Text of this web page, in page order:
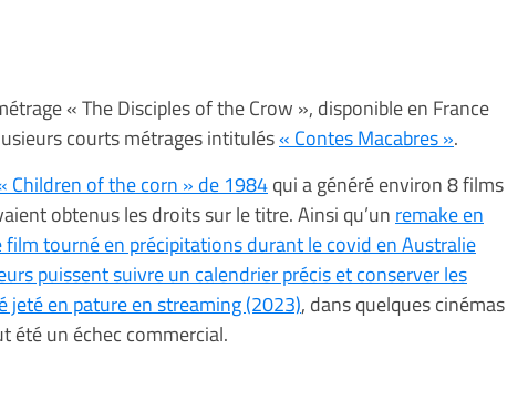
« The Disciples of the Crow », disponible en France
courts métrages intitulés« Contes Macabres ».
Children of the corn » de 1984qui a généré environ 8 films
obtenus les droits sur le titre. Ainsi qu’un remake en
film tourné en précipitations durant le covid en Australie
puissent suivre un calendrier précis et conserver les
en pature en streaming (2023), dans quelques cinémas
été un échec commercial.